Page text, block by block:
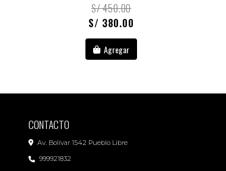
S/ 450.00
S/ 380.00
Agregar
CONTACTO
Av. Bolívar 1542 Pueblo Libre
999921832